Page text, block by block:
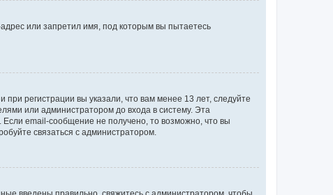
или запретил имя, под которым вы пытаетесь
регистрации вы указали, что вам менее 13 лет, следуйте
или администратором до входа в систему. Эта
email-сообщение не получено, то возможно, что вы
связаться с администратором.